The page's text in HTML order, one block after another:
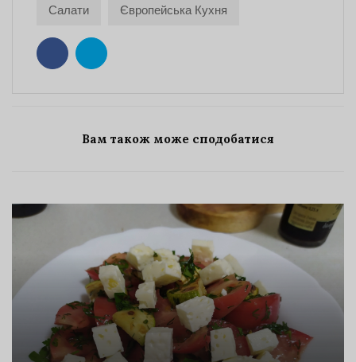
Салати Європейська Кухня
Вам також може сподобатися